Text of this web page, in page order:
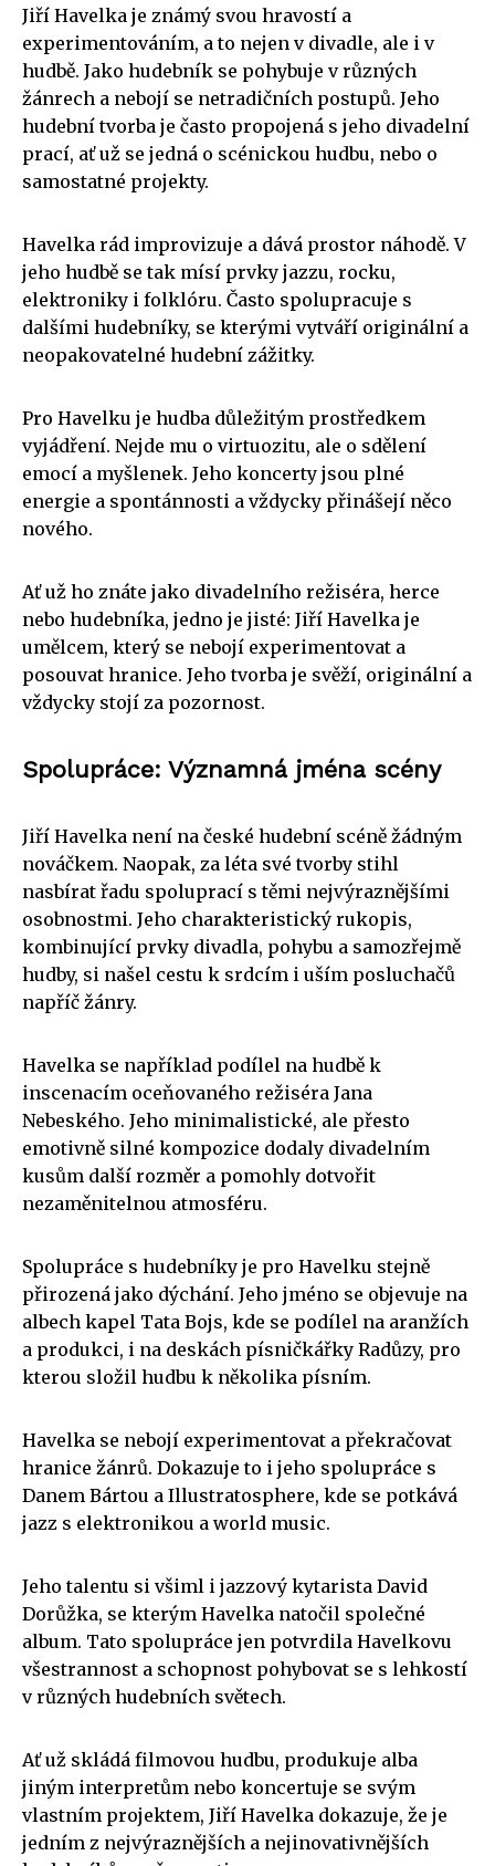
Jiří Havelka je známý svou hravostí a
experimentováním, a to nejen v divadle, ale i v
hudbě. Jako hudebník se pohybuje v různých
žánrech a nebojí se netradičních postupů. Jeho
hudební tvorba je často propojená s jeho divadelní
prací, ať už se jedná o scénickou hudbu, nebo o
samostatné projekty.
Havelka rád improvizuje a dává prostor náhodě. V
jeho hudbě se tak mísí prvky jazzu, rocku,
elektroniky i folklóru. Často spolupracuje s
dalšími hudebníky, se kterými vytváří originální a
neopakovatelné hudební zážitky.
Pro Havelku je hudba důležitým prostředkem
vyjádření. Nejde mu o virtuozitu, ale o sdělení
emocí a myšlenek. Jeho koncerty jsou plné
energie a spontánnosti a vždycky přinášejí něco
nového.
Ať už ho znáte jako divadelního režiséra, herce
nebo hudebníka, jedno je jisté: Jiří Havelka je
umělcem, který se nebojí experimentovat a
posouvat hranice. Jeho tvorba je svěží, originální a
vždycky stojí za pozornost.
Spolupráce: Významná jména scény
Jiří Havelka není na české hudební scéně žádným
nováčkem. Naopak, za léta své tvorby stihl
nasbírat řadu spoluprací s těmi nejvýraznějšími
osobnostmi. Jeho charakteristický rukopis,
kombinující prvky divadla, pohybu a samozřejmě
hudby, si našel cestu k srdcím i uším posluchačů
napříč žánry.
Havelka se například podílel na hudbě k
inscenacím oceňovaného režiséra Jana
Nebeského. Jeho minimalistické, ale přesto
emotivně silné kompozice dodaly divadelním
kusům další rozměr a pomohly dotvořit
nezaměnitelnou atmosféru.
Spolupráce s hudebníky je pro Havelku stejně
přirozená jako dýchání. Jeho jméno se objevuje na
albech kapel Tata Bojs, kde se podílel na aranžích
a produkci, i na deskách písničkářky Radůzy, pro
kterou složil hudbu k několika písním.
Havelka se nebojí experimentovat a překračovat
hranice žánrů. Dokazuje to i jeho spolupráce s
Danem Bártou a Illustratosphere, kde se potkává
jazz s elektronikou a world music.
Jeho talentu si všiml i jazzový kytarista David
Dorůžka, se kterým Havelka natočil společné
album. Tato spolupráce jen potvrdila Havelkovu
všestrannost a schopnost pohybovat se s lehkostí
v různých hudebních světech.
Ať už skládá filmovou hudbu, produkuje alba
jiným interpretům nebo koncertuje se svým
vlastním projektem, Jiří Havelka dokazuje, že je
jedním z nejvýraznějších a nejinovativnějších